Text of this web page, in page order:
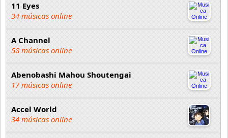
11 Eyes
34 músicas online
A Channel
58 músicas online
Abenobashi Mahou Shoutengai
17 músicas online
Accel World
34 músicas online